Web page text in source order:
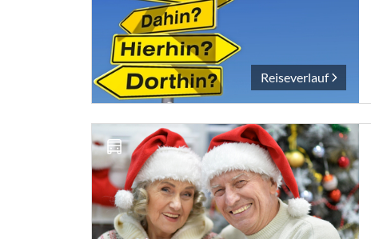
Reiseverlauf